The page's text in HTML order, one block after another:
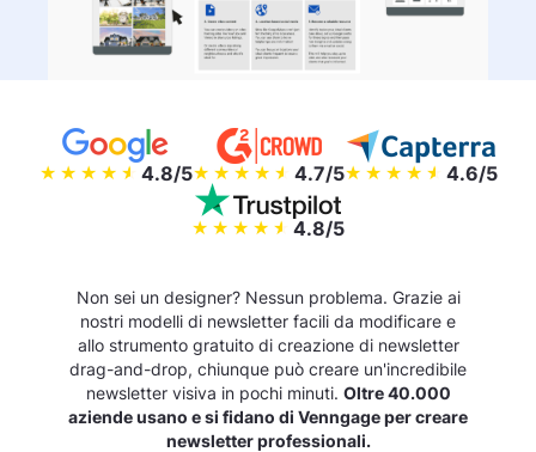
4.8/5 4.7/5 4.6/5
4.8/5
Non sei un designer? Nessun problema. Grazie ai
nostri modelli di newsletter facili da modificare e
allo strumento gratuito di creazione di newsletter
drag-and-drop, chiunque può creare un'incredibile
newsletter visiva in pochi minuti. Oltre 40.000
aziende usano e si fidano di Venngage per creare
newsletter professionali.